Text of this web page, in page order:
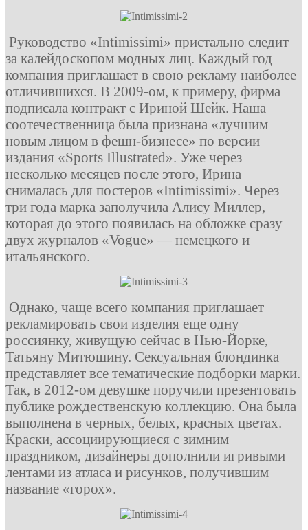
Руководство «Intimissimi» пристально следит
за калейдоскопом модных лиц. Каждый год
компания приглашает в свою рекламу наиболее
отличившихся. В 2009-ом, к примеру, фирма
подписала контракт с Ириной Шейк. Наша
соотечественница была признана «лучшим
новым лицом в фешн-бизнесе» по версии
издания «Sports Illustrated». Уже через
несколько месяцев после этого, Ирина
снималась для постеров «Intimissimi». Через
три года марка заполучила Алису Миллер,
которая до этого появилась на обложке сразу
двух журналов «Vogue» — немецкого и
итальянского.
Однако, чаще всего компания приглашает
рекламировать свои изделия еще одну
россиянку, живущую сейчас в Нью-Йорке,
Татьяну Митюшину. Сексуальная блондинка
представляет все тематические подборки марки.
Так, в 2012-ом девушке поручили презентовать
публике рождественскую коллекцию. Она была
выполнена в черных, белых, красных цветах.
Краски, ассоциирующиеся с зимним
праздником, дизайнеры дополнили игривыми
лентами из атласа и рисунков, получившим
название «горох».